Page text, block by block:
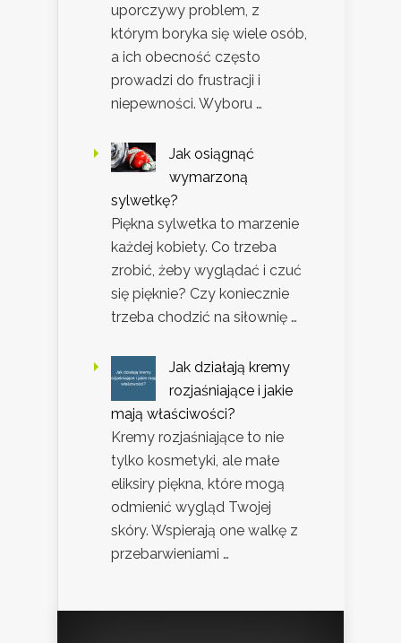
uporczywy problem, z
którym boryka się wiele osób,
a ich obecność często
prowadzi do frustracji i
niepewności. Wyboru …
Jak osiągnąć
wymarzoną
sylwetkę?
Piękna sylwetka to marzenie
każdej kobiety. Co trzeba
zrobić, żeby wyglądać i czuć
się pięknie? Czy koniecznie
trzeba chodzić na siłownię …
Jak działają kremy
rozjaśniające i jakie
mają właściwości?
Kremy rozjaśniające to nie
tylko kosmetyki, ale małe
eliksiry piękna, które mogą
odmienić wygląd Twojej
skóry. Wspierają one walkę z
przebarwieniami …